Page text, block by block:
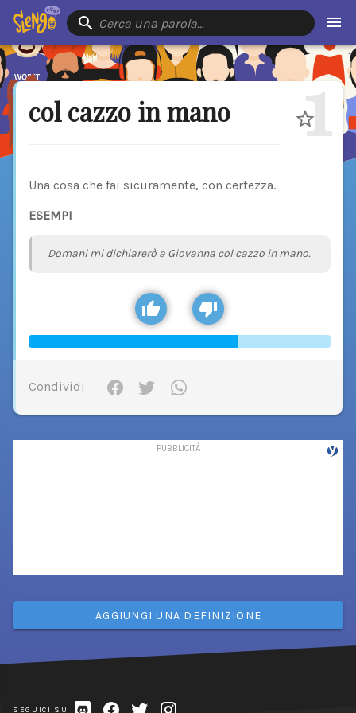
Cerca una parola…
col cazzo in mano 1
Una cosa che fai sicuramente, con certezza.
ESEMPI
Domani mi dichiarerò a Giovanna col cazzo in mano.
Condividi
AGGIUNGI UNA DEFINIZIONE
SEGUICI SU